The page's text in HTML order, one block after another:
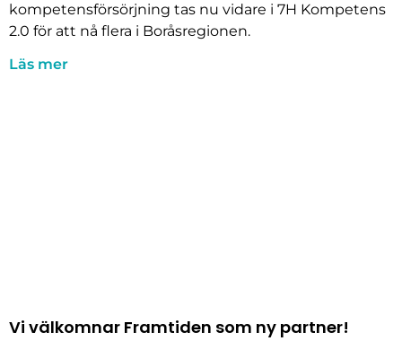
kompetensförsörjning tas nu vidare i 7H Kompetens
2.0 för att nå flera i Boråsregionen.
Läs mer
Vi välkomnar Framtiden som ny partner!